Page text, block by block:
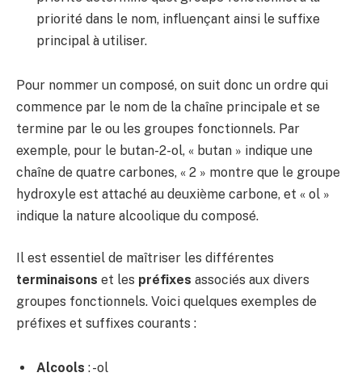
priorité dans le nom, influençant ainsi le suffixe
principal à utiliser.
Pour nommer un composé, on suit donc un ordre qui
commence par le nom de la chaîne principale et se
termine par le ou les groupes fonctionnels. Par
exemple, pour le butan-2-ol, « butan » indique une
chaîne de quatre carbones, « 2 » montre que le groupe
hydroxyle est attaché au deuxième carbone, et « ol »
indique la nature alcoolique du composé.
Il est essentiel de maîtriser les différentes
terminaisons et les préfixes associés aux divers
groupes fonctionnels. Voici quelques exemples de
préfixes et suffixes courants :
Alcools : -ol